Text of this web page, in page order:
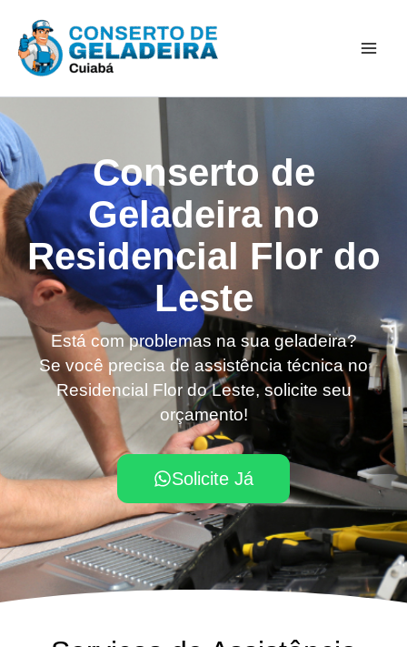
para
Conserto de
Geladeira no
Residencial Flor do
Leste
Está com problemas na sua geladeira?
Se você precisa de assistência técnica no
Residencial Flor do Leste, solicite seu
orçamento!
Solicite Já